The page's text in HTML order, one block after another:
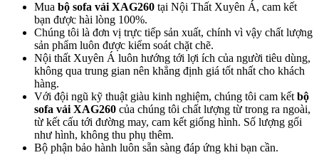
Mua bộ sofa vải XAG260 tại Nội Thất Xuyên Á, cam kết
bạn được hài lòng 100%.
Chúng tôi là đơn vị trực tiếp sản xuất, chính vì vậy chất lượng
sản phẩm luôn được kiểm soát chặt chẽ.
Nội thất Xuyên Á luôn hướng tới lợi ích của người tiêu dùng,
không qua trung gian nên khẳng định giá tốt nhất cho khách
hàng.
Với đội ngũ kỹ thuật giàu kinh nghiệm, chúng tôi cam kếtbộ
sofa vải XAG260 của chúng tôi chất lượng từ trong ra ngoài,
từ kết cấu tới đường may, cam kết giống hình. Số lượng gối
như hình, không thu phụ thêm.
Bộ phận bảo hành luôn sẵn sàng đáp ứng khi bạn cần.